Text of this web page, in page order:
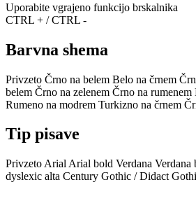
Uporabite vgrajeno funkcijo brskalnika
CTRL + / CTRL -
Barvna shema
Privzeto Črno na belem Belo na črnem
belem Črno na zelenem Črno na rumenem
Rumeno na modrem Turkizno na črnem
Tip pisave
Privzeto Arial Arial bold Verdana Verdana
dyslexic alta Century Gothic / Didact